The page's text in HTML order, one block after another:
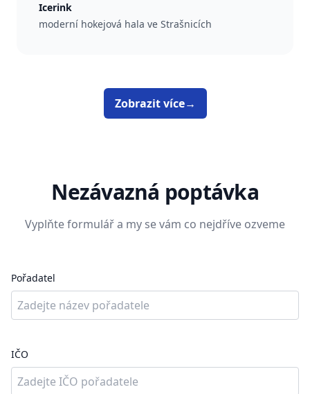
Icerink
moderní hokejová hala ve Strašnicích
Zobrazit více→
Nezávazná poptávka
Vyplňte formulář a my se vám co nejdříve ozveme
Pořadatel
IČO